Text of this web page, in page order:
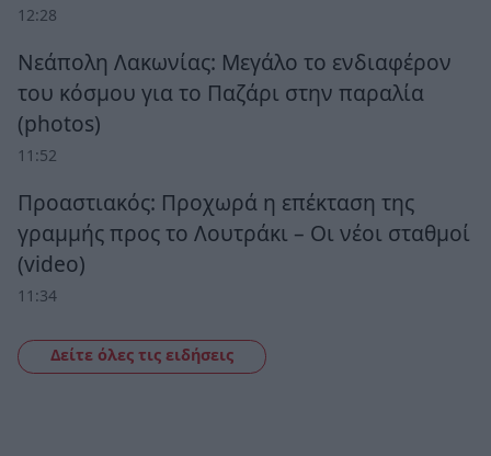
12:28
Νεάπολη Λακωνίας: Μεγάλο το ενδιαφέρον
του κόσμου για το Παζάρι στην παραλία
(photos)
11:52
Προαστιακός: Προχωρά η επέκταση της
γραμμής προς το Λουτράκι – Οι νέοι σταθμοί
(video)
11:34
Δείτε όλες τις ειδήσεις